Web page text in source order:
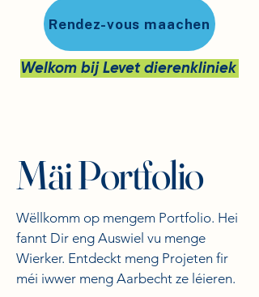
Welkom bij Levet dierenkliniek bv
Rendez-vous maachen
Mäi Portfolio
Wëllkomm op mengem Portfolio. Hei
fannt Dir eng Auswiel vu menge
Wierker. Entdeckt meng Projeten fir
méi iwwer meng Aarbecht ze léieren.